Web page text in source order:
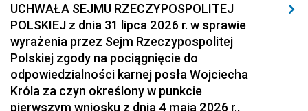
UCHWAŁA SEJMU RZECZYPOSPOLITEJ
POLSKIEJ z dnia 31 lipca 2026 r. w sprawie
wyrażenia przez Sejm Rzeczypospolitej
Polskiej zgody na pociągnięcie do
odpowiedzialności karnej posła Wojciecha
Króla za czyn określony w punkcie
pierwszym wniosku z dnia 4 maja 2026 r.,